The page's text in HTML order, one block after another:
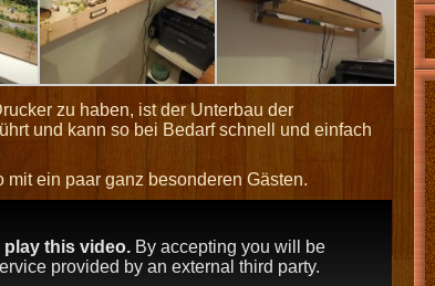
zu haben, ist der Unterbau der
und kann so bei Bedarf schnell und einfach
ein paar ganz besonderen Gästen.
play this video. By accepting you will be
provided by an external third party.